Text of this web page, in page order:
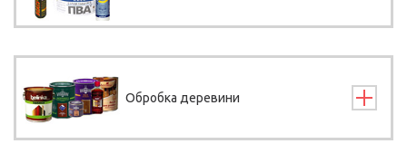
Обробка деревини